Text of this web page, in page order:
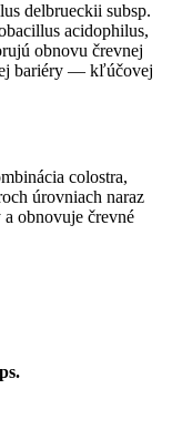
delbrueckii subsp.
acidophilus,
obnovu črevnej
bariéry — kľúčovej
colostra,
úrovniach naraz
obnovuje črevné